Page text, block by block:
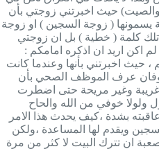
حيث اخبرتني زوجتي بأن
يسمونها ( زوجة السجين ) او زوجة
تلك كلمة ( خطية ) بل ان زوجتي
اكن اريد ان اذكره امامكم :
، حيث اخبرتني بأنها وعندما كانت
عرف الموظف الصحي بأن
وغير مريحة حتى اضطرت
ولولا خوفي من الله والحاح
بشدة ،كيف يحدث هذا الامر
ويقدم لها المساعدة ،ولكن
ان تترك البيت لا كثر من مرة